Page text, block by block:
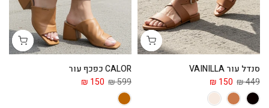
סנדל עור VAINILLA
449 ₪
150 ₪
CALOR כפכף עור
599 ₪
150 ₪